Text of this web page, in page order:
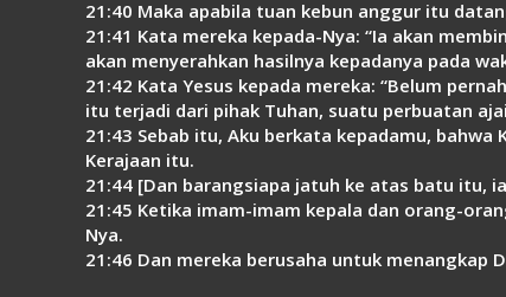
21:40 Maka apabila tuan kebun anggur itu
21:41 Kata mereka kepada-Nya: “Ia akan
akan menyerahkan hasilnya kepadanya pada
21:42 Kata Yesus kepada mereka: “Belum
itu terjadi dari pihak Tuhan, suatu perbuatan
21:43 Sebab itu, Aku berkata kepadamu,
Kerajaan itu.
21:44 [Dan barangsiapa jatuh ke atas batu itu,
21:45 Ketika imam-imam kepala dan orang-
Nya.
21:46 Dan mereka berusaha untuk